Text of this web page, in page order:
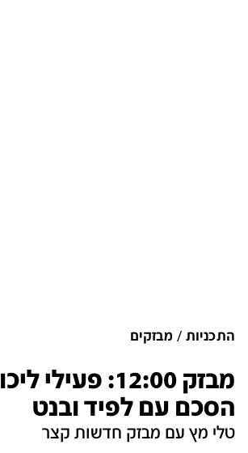
התכניות מבזקים
מבזק 12:00:
הסכם עם לפיד ובנט
טלי מץ עם מבזק חדשות קצר